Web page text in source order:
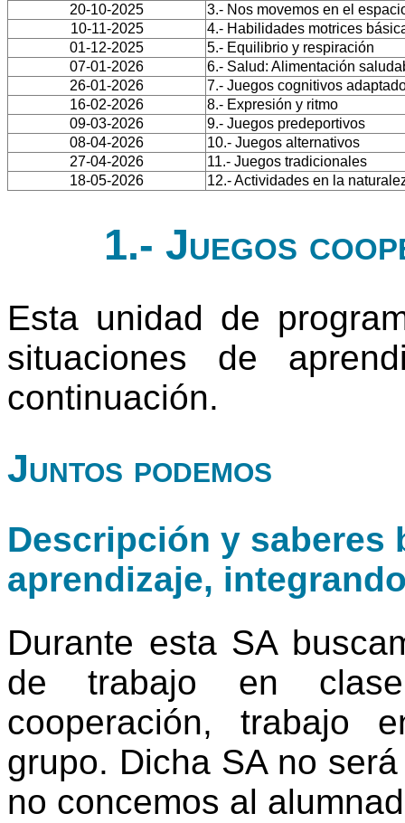
20-10-2025
3.- Nos movemos en el
10-11-2025
4.- Habilidades motrices
01-12-2025
5.- Equilibrio y respiración
07-01-2026
6.- Salud: Alimentación
26-01-2026
7.- Juegos cognitivos
16-02-2026
8.- Expresión y ritmo
09-03-2026
9.- Juegos predeportivos
08-04-2026
10.- Juegos alternativos
27-04-2026
11.- Juegos tradicionales
18-05-2026
12.- Actividades en la
1.- Juegos
Esta unidad de
situaciones de
continuación.
Juntos podemos
Descripción y saberes
aprendizaje,
Durante esta SA
de trabajo en
cooperación, trabajo
grupo. Dicha SA no
no concemos al